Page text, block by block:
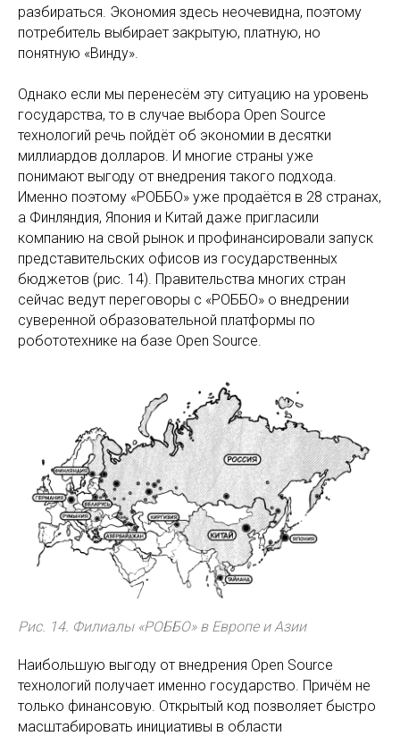
разбираться. Экономия здесь неочевидна, поэтому
потребитель выбирает закрытую, платную, но
понятную «Винду».
Однако если мы перенесём эту ситуацию на уровень
государства, то в случае выбора Open Source
технологий речь пойдёт об экономии в десятки
миллиардов долларов. И многие страны уже
понимают выгоду от внедрения такого подхода.
Именно поэтому «РОББО» уже продаётся в 28 странах,
а Финляндия, Япония и Китай даже пригласили
компанию на свой рынок и профинансировали запуск
представительских офисов из государственных
бюджетов (рис. 14). Правительства многих стран
сейчас ведут переговоры с «РОББО» о внедрении
суверенной образовательной платформы по
робототехнике на базе Open Source.
Рис. 14. Филиалы «РОББО» в Европе и Азии
Наибольшую выгоду от внедрения Open Source
технологий получает именно государство. Причём не
только финансовую. Открытый код позволяет быстро
масштабировать инициативы в области